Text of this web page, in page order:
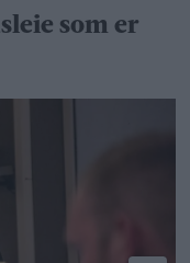
som er